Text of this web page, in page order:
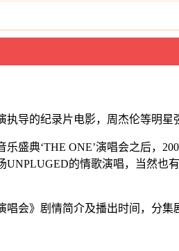
执导的纪录片电影，周杰伦等明星
盛典‘THE ONE’演唱会之后，
UNPLUGED的情歌演唱，当然
唱会》剧情简介及播出时间，分